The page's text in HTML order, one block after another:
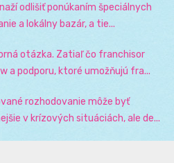
odlišiť ponúkaním špeciálnych
a lokálny bazár, a tie...
otázka. Zatiaľ čo franchisor
a podporu, ktoré umožňujú fra...
rozhodovanie môže byť
v krízových situáciách, ale de...